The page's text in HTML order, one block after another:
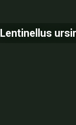
Lentinellus